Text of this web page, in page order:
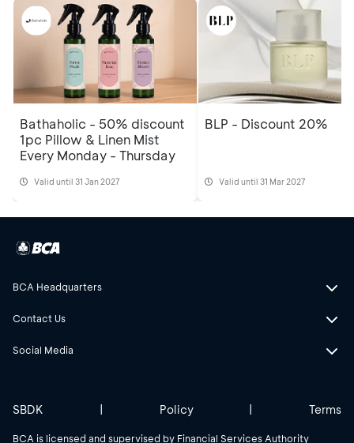
Bathaholic - 50% discount
1pc Pillow & Linen Mist
Every Monday - Thursday
Valid until 31 Jan 2027
BLP - Discount 20%
Valid until 31 Mar 2027
BCA Headquarters
Contact Us
Social Media
BCA is licensed and supervised by Financial Services Authority
SBDK | Policy | Terms